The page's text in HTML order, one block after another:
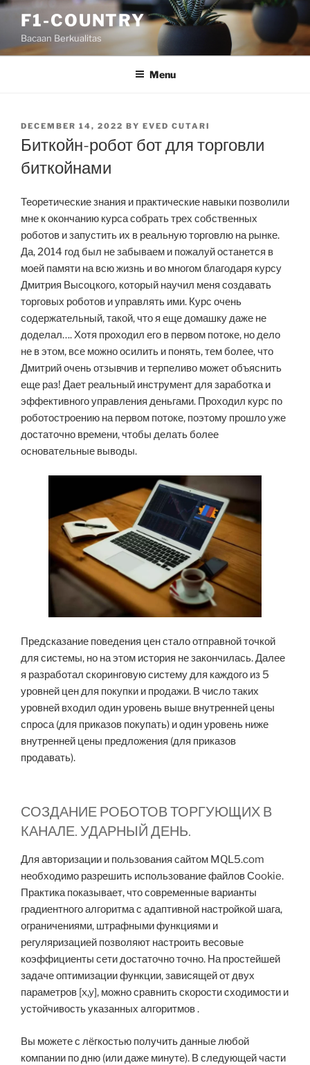
Skip
content
F1-COUNTRY
Bacaan Berkualitas
Menu
POSTED
ON
DECEMBER 14, 2022 BY EVED CUTARI
Биткойн-робот бот для торговли
биткойнами
Теоретические знания и практические навыки позволили
мне к окончанию курса собрать трех собственных
роботов и запустить их в реальную торговлю на рынке.
Да, 2014 год был не забываем и пожалуй останется в
моей памяти на всю жизнь и во многом благодаря курсу
Дмитрия Высоцкого, который научил меня создавать
торговых роботов и управлять ими. Курс очень
содержательный, такой, что я еще домашку даже не
доделал…. Хотя проходил его в первом потоке, но дело
не в этом, все можно осилить и понять, тем более, что
Дмитрий очень отзывчив и терпеливо может объяснить
еще раз! Дает реальный инструмент для заработка и
эффективного управления деньгами. Проходил курс по
роботостроению на первом потоке, поэтому прошло уже
достаточно времени, чтобы делать более
основательные выводы.
Предсказание поведения цен стало отправной точкой
для системы, но на этом история не закончилась. Далее
я разработал скоринговую систему для каждого из 5
уровней цен для покупки и продажи. В число таких
уровней входил один уровень выше внутренней цены
спроса (для приказов покупать) и один уровень ниже
внутренней цены предложения (для приказов
продавать).
СОЗДАНИЕ РОБОТОВ ТОРГУЮЩИХ В
КАНАЛЕ. УДАРНЫЙ ДЕНЬ.
Для авторизации и пользования сайтом MQL5.com
необходимо разрешить использование файлов Сookie.
Практика показывает, что современные варианты
градиентного алгоритма с адаптивной настройкой шага,
ограничениями, штрафными функциями и
регуляризацией позволяют настроить весовые
коэффициенты сети достаточно точно. На простейшей
задаче оптимизации функции, зависящей от двух
параметров [x,y], можно сравнить скорости сходимости и
устойчивость указанных алгоритмов .
Вы можете с лёгкостью получить данные любой
компании по дню (или даже минуте). В следующей части